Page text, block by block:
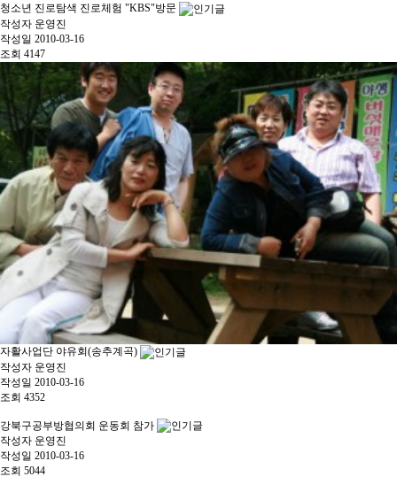
청소년 진로탐색 진로체험 "KBS"방문
작성자 운영진
작성일 2010-03-16
조회 4147
자활사업단 야유회(송추계곡)
작성자 운영진
작성일 2010-03-16
조회 4352
강북구공부방협의회 운동회 참가
작성자 운영진
작성일 2010-03-16
조회 5044